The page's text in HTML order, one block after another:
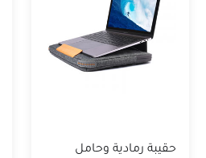
حقيبة رمادية وحامل